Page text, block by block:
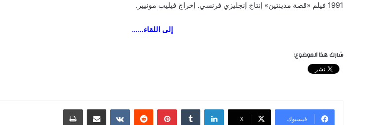
1991 فيلم «قصة مدينتين» إنتاج إنجليزي فرنسي. إخراج فيليب مونيير.
إلى اللقاء……
شارك هذا الموضوع:
فيسبوك ‫X
لينكدإن بينتيريست